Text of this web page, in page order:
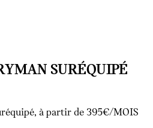
SURÉQUIPÉ
à partir de 395€/MOIS